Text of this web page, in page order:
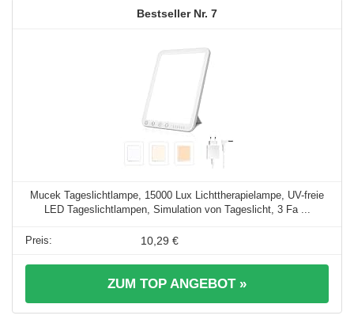
7
Mucek Tageslichtlampe, 15000 Lux Lichttherapielampe, UV-freie
LED Tageslichtlampen, Simulation von Tageslicht, 3 Fa ...
10,29 €
ZUM TOP ANGEBOT »